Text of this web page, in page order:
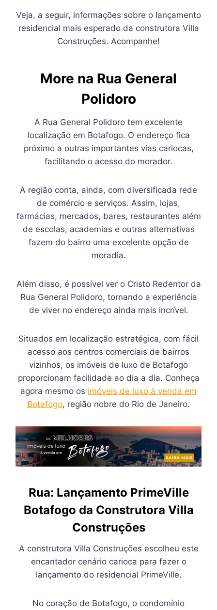
Veja, a seguir, informações sobre o lançamento
residencial mais esperado da construtora Villa
Construções. Acompanhe!
More na Rua General
Polidoro
A Rua General Polidoro tem excelente
localização em Botafogo. O endereço fica
próximo a outras importantes vias cariocas,
facilitando o acesso do morador.
A região conta, ainda, com diversificada rede
de comércio e serviços. Assim, lojas,
farmácias, mercados, bares, restaurantes além
de escolas, academias e outras alternativas
fazem do bairro uma excelente opção de
moradia.
Além disso, é possível ver o Cristo Redentor da
Rua General Polidoro, tornando a experiência
de viver no endereço ainda mais incrível.
Situados em localização estratégica, com fácil
acesso aos centros comerciais de bairros
vizinhos, os imóveis de luxo de Botafogo
proporcionam facilidade ao dia a dia. Conheça
agora mesmo os imóveis de luxo à venda em
Botafogo, região nobre do Rio de Janeiro.
Rua: Lançamento PrimeVille
Botafogo da Construtora Villa
Construções
A construtora Villa Construções escolheu este
encantador cenário carioca para fazer o
lançamento do residencial PrimeVille.
No coração de Botafogo, o condomínio